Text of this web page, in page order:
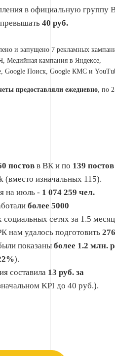
в официальную группу
40 руб.
и запущено 7 рекламных
Медийная кампания в Яндексе,
Google Поиск, Google КМС и
предоставляли ежедневно, по
постов в ВК и по 139 постов
(вместо изначальных 115).
на июль - 1 074 259 чел.
более 5000
социальных сетях за 1.5
нам удалось подготовить 276
показаны более 1.2 млн.
).
составила 13 руб. за
KPI до 40 руб.).